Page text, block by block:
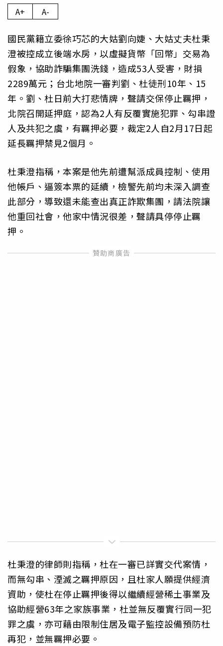
A+ A-
國民黨籍立委徐巧芯的大姑劉向婕、大姑丈夫杜秉
澄被控成立後端水房，以虛擬貨幣「回幣」交易為
假象，協助詐騙集團洗錢，造成53人受害，財損
2289萬元；台北地院一審判劉、杜徒刑10年、15
年。劉、杜日前大打悲情牌，聲請交保停止羈押，
北院召開延押庭，認為2人有反覆實施犯罪、勾串證
人及共犯之虞，有羈押必要，裁定2人自2月17日起
延長羈押禁見2個月。
杜秉澄指稱，本案是他先前遭幫派成員控制、使用
他帳戶、逼簽本票的延續，檢警先前均未深入調查
此部分，導致還未能查出真正詐欺集團，請法院讓
他重回社會，他家中情況很差，聲請具停停止羈
押。
杜秉澄的律師則指稱，杜在一審已詳實交代案情，
而無勾串、湮滅之羈押原因，且杜家人願提供經濟
資助，使杜在停止羈押後得以繼續經營稀土事業及
協助經營63年之家族事業，杜並無反覆實行同一犯
罪之虞，亦可藉由限制住居及電子監控設備預防杜
再犯，並無羈押必要。